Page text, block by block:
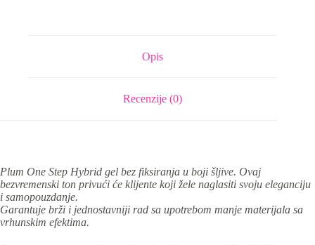
Opis
Recenzije (0)
Plum One Step Hybrid gel bez fiksiranja u boji šljive. Ovaj
bezvremenski ton privući će klijente koji žele naglasiti svoju eleganciju
i samopouzdanje.
Garantuje brži i jednostavniji rad sa upotrebom manje materijala sa
vrhunskim efektima.